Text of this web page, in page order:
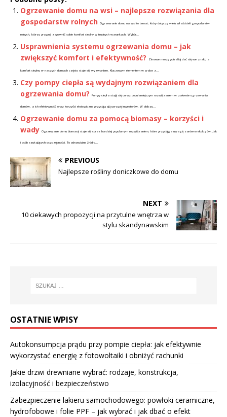
Ogrzewanie domu na wsi – najlepsze rozwiązania dla
gospodarstw rolnych
Ogrzewanie domu na wsi to temat, który dotyczy wielu właścicieli gospodarstw
rolnych, którzy pragną zapewnić sobie komfort cieplny w trudnych warunkach. Wybór...
Usprawnienia systemu ogrzewania domu – jak
zwiększyć komfort i efektywność?
Zimowe mrozy potrafią dać się we znaki, a
komfort cieplny w naszych domach często staje się wyzwaniem. Kluczowym elementem w walce z...
Czy pompy ciepła są wydajnym rozwiązaniem dla
ogrzewania domu?
Pompy ciepła stają się coraz popularniejszym rozwiązaniem w zakresie ogrzewania
domów, a ich efektywność oraz korzyści ekologiczne przyciągają uwagę inwestorów. W obliczu...
Ogrzewanie domu za pomocą biomasy – korzyści i
wady Ogrzewanie domu biomasą staje się coraz bardziej popularnym rozwiązaniem, które przyciąga uwagę zarówno ekologów, jak
i osób szukających oszczędności. To odnawialne źródło...
PREVIOUS
Najlepsze rośliny doniczkowe do domu
NEXT
10 ciekawych propozycji na przytulne wnętrza w
stylu skandynawskim
OSTATNIE WPISY
Autokonsumpcja prądu przy pompie ciepła: jak efektywnie
wykorzystać energię z fotowoltaiki i obniżyć rachunki
Jakie drzwi drewniane wybrać: rodzaje, konstrukcja,
izolacyjność i bezpieczeństwo
Zabezpieczenie lakieru samochodowego: powłoki ceramiczne,
hydrofobowe i folie PPF – jak wybrać i jak dbać o efekt